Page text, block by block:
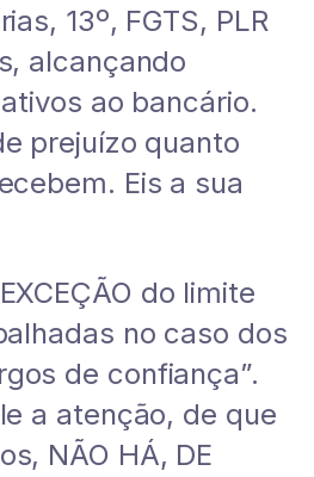
13º, FGTS, PLR
alcançando
ao bancário.
prejuízo quanto
Eis a sua
do limite
no caso dos
de confiança”.
a atenção, de que
NÃO HÁ, DE